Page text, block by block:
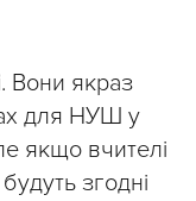
. Вони якраз
для НУШ у
якщо вчителі
згодні